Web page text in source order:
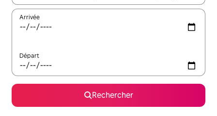
Arrivée
Départ
Rechercher